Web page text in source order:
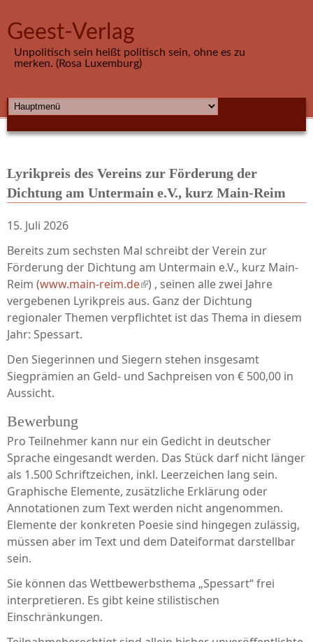
Geest-Verlag
Unpolitisch sein heißt politisch sein, ohne es zu
merken. (Rosa Luxemburg)
HAUPTMENÜ
Lyrikpreis des Vereins zur Förderung der
Dichtung am Untermain e.V., kurz Main-Reim
15. Juli 2026
Bereits zum sechsten Mal schreibt der Verein zur
Förderung der Dichtung am Untermain e.V., kurz Main-
Reim (www.main-reim.de(link is external)
) , seinen alle zwei Jahre
vergebenen Lyrikpreis aus. Ganz der Dichtung
regionaler Themen verpflichtet ist das Thema in diesem
Jahr: Spessart.
Den Siegerinnen und Siegern stehen insgesamt
Siegprämien an Geld- und Sachpreisen von € 500,00 in
Aussicht.
Bewerbung
Pro Teilnehmer kann nur ein Gedicht in deutscher
Sprache eingesandt werden. Das Stück darf nicht länger
als 1.500 Schriftzeichen, inkl. Leerzeichen lang sein.
Graphische Elemente, zusätzliche Erklärung oder
Annotationen zum Text werden nicht angenommen.
Elemente der konkreten Poesie sind hingegen zulässig,
müssen aber im Text und dem Dateiformat darstellbar
sein.
Sie können das Wettbewerbsthema „Spessart“ frei
interpretieren. Es gibt keine stilistischen
Einschränkungen.